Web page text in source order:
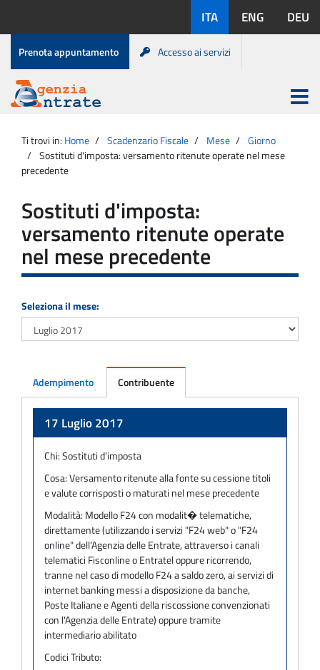
contenuto
disponibili:
ITA ENG DEU
Menu
di
servizio
Prenota appuntamento Accesso ai servizi
Agenzia
Entrate
Apri
menu
principale
Ti trovi in: Home Scadenzario Fiscale Mese
Giorno
Sostituti d'imposta: versamento ritenute operate nel mese
precedente
Sostituti d'imposta:
versamento ritenute operate
nel mese precedente
Seleziona il mese:
Adempimento Contribuente
17 Luglio 2017
Chi:Sostituti d'imposta
Cosa:Versamento ritenute alla fonte su cessione titoli
e valute corrisposti o maturati nel mese precedente
Modalità: Modello F24 con modalit� telematiche,
direttamente (utilizzando i servizi "F24 web" o "F24
online" dell'Agenzia delle Entrate, attraverso i canali
telematici Fisconline o Entratel oppure ricorrendo,
tranne nel caso di modello F24 a saldo zero, ai servizi di
internet banking messi a disposizione da banche,
Poste Italiane e Agenti della riscossione convenzionati
con l'Agenzia delle Entrate) oppure tramite
intermediario abilitato
Codici Tributo: